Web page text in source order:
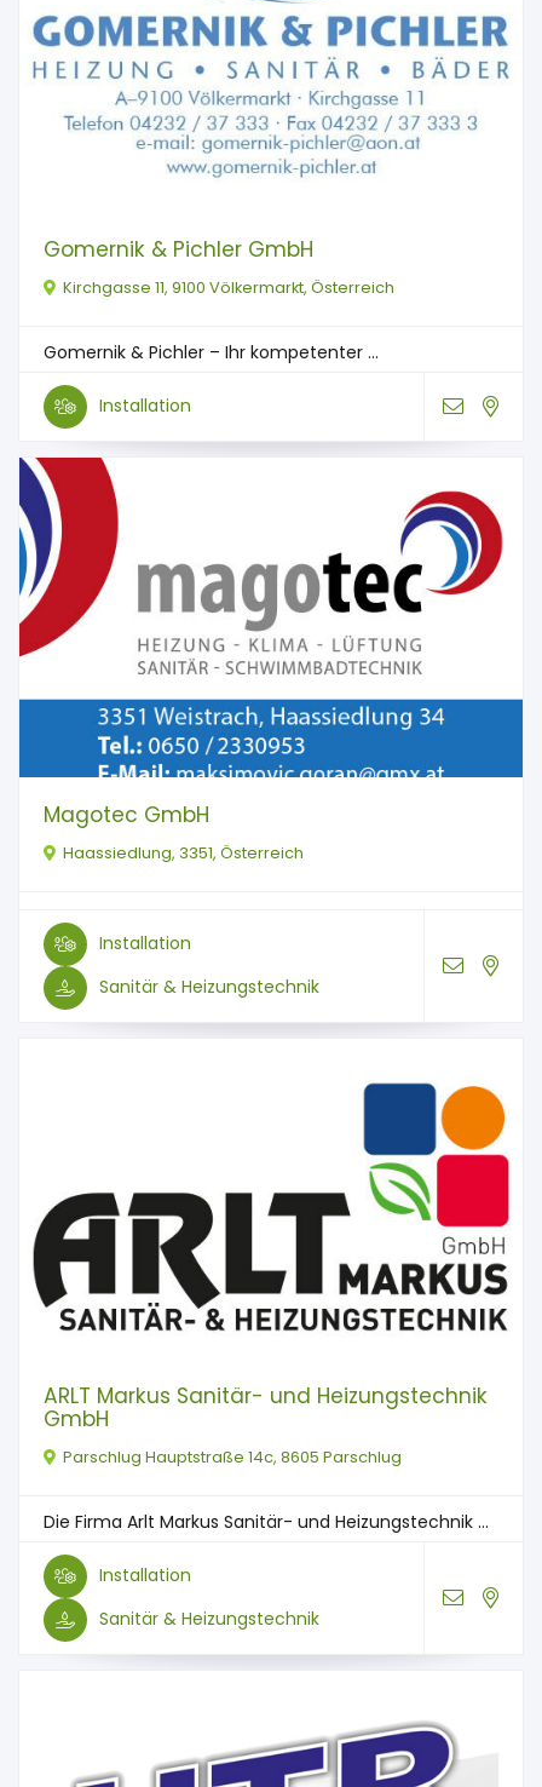
Gomernik & Pichler GmbH
Kirchgasse 11, 9100 Völkermarkt, Österreich
Gomernik & Pichler – Ihr kompetenter ...
Installation
Magotec GmbH
Haassiedlung, 3351, Österreich
Installation
Sanitär & Heizungstechnik
ARLT Markus Sanitär- und Heizungstechnik
GmbH
Parschlug Hauptstraße 14c, 8605 Parschlug
Die Firma Arlt Markus Sanitär- und Heizungstechnik ...
Installation
Sanitär & Heizungstechnik